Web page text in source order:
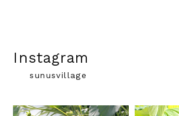
Instagram
sunusvillage